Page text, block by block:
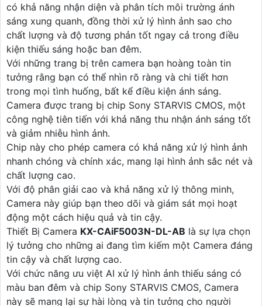
có khả năng nhận diện và phân tích môi trường ánh
sáng xung quanh, đồng thời xử lý hình ảnh sao cho
chất lượng và độ tương phản tốt ngay cả trong điều
kiện thiếu sáng hoặc ban đêm.
Với những trang bị trên camera bạn hoàng toàn tin
tưởng rằng bạn có thể nhìn rõ ràng và chi tiết hơn
trong mọi tình huống, bất kể điều kiện ánh sáng.
Camera được trang bị chip Sony STARVIS CMOS, một
công nghệ tiên tiến với khả năng thu nhận ánh sáng tốt
và giảm nhiễu hình ảnh.
Chip này cho phép camera có khả năng xử lý hình ảnh
nhanh chóng và chính xác, mang lại hình ảnh sắc nét và
chất lượng cao.
Với độ phân giải cao và khả năng xử lý thông minh,
Camera này giúp bạn theo dõi và giám sát mọi hoạt
động một cách hiệu quả và tin cậy.
Thiết Bị Camera KX-CAiF5003N-DL-AB là sự lựa chọn
lý tưởng cho những ai đang tìm kiếm một Camera đáng
tin cậy và chất lượng cao.
Với chức năng ưu việt AI xử lý hình ảnh thiếu sáng có
màu ban đêm và chip Sony STARVIS CMOS, Camera
này sẽ mang lại sự hài lòng và tin tưởng cho người